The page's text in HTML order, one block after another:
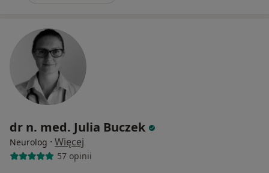
dr n. med. Julia Buczek
Neurolog · Więcej
57 opinii